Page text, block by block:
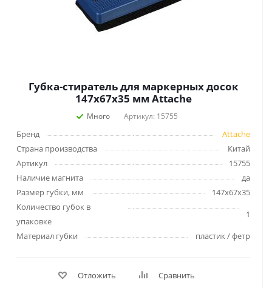
Губка-стиратель для маркерных досок
147x67x35 мм Attache
Много Артикул: 15755
Бренд
Attache
Страна производства
Китай
Артикул
15755
Наличие магнита
да
Размер губки, мм
147x67x35
Количество губок в
упаковке
1
Материал губки
пластик / фетр
Отложить Сравнить